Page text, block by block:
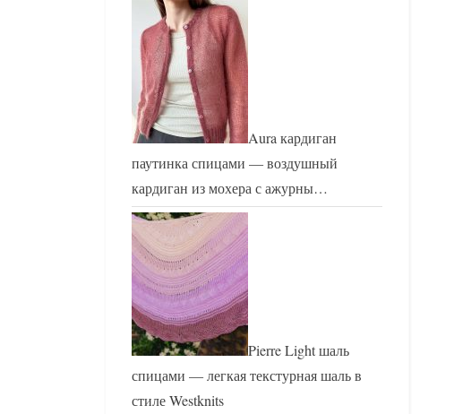
Aura кардиган
паутинка спицами — воздушный
кардиган из мохера с ажурны…
Pierre Light шаль
спицами — легкая текстурная шаль в
стиле Westknits